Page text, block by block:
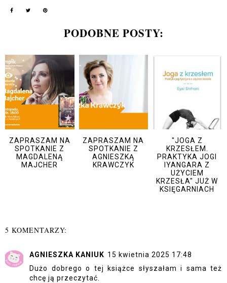
PODOBNE POSTY:
ZAPRASZAM NA
SPOTKANIE Z
MAGDALENĄ
MAJCHER
ZAPRASZAM NA
SPOTKANIE Z
AGNIESZKĄ
KRAWCZYK
"JOGA Z
KRZESŁEM.
PRAKTYKA JOGI
IYANGARA Z
UŻYCIEM
KRZESŁA" JUŻ W
KSIĘGARNIACH
5 KOMENTARZY:
AGNIESZKA KANIUK 15 kwietnia 2025 17:48
Dużo dobrego o tej książce słyszałam i sama też
chcę ją przeczytać.